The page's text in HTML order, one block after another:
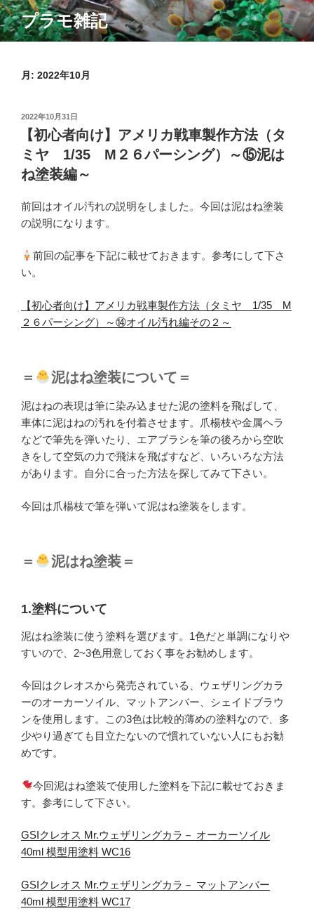
コ
ン
テ
プラモ雑記
月: 2022年10月
投
日:
2022年10月31日
【初心者向け】アメリカ戦車製作方法（タ
ミヤ 1/35 M２６パーシング）～⑮泥は
ね塗装編～
前回はオイル汚れの説明をしました。今回は泥はね塗装
の説明になります。
前回の記事を下記に載せておきます。参考にして下さ
い。
【初心者向け】アメリカ戦車製作方法（タミヤ 1/35 M
２６パーシング）～⑭オイル汚れ編その２～
＝ 泥はね塗装について＝
泥はねの表現は筆に染み込ませた泥の塗料を飛ばして、
車体に泥はねの汚れを付着させます。爪楊枝や金属ヘラ
などで筆先を弾いたり、エアブラシを筆の後ろから空吹
きをして空気の力で飛沫を飛ばすなど、いろいろな方法
があります。自分に合った方法を探してみて下さい。
今回は爪楊枝で筆を弾いて泥はね塗装をします。
＝ 泥はね塗装＝
1.塗料について
泥はね塗装に使う塗料を選びます。1色だと単調になりや
すいので、2~3色用意しておく事をお勧めします。
今回はクレオスから発売されている、ウェザリングカラ
ーのオーカーソイル、マットアンバー、シェイドブラウ
ンを使用します。この3色は比較的薄めの塗料なので、多
少やり過ぎても目立たないので慣れていない人にもお勧
めです。
今回泥はね塗装で使用した塗料を下記に載せておきま
す。参考にして下さい。
GSIクレオス Mr.ウェザリングカラ－ オーカーソイル
40ml 模型用塗料 WC16
GSIクレオス Mr.ウェザリングカラ－ マットアンバー
40ml 模型用塗料 WC17